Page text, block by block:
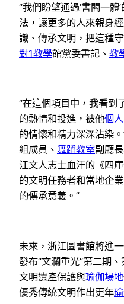
“我們盼望通過‘書閣一體
法，讓更多的人來親身
識、傳承文明，把這種
對1教學館黨委書記、 教
“在這個項目中，我看到
的熱情和投進，被他個
的情懷和精力深深沾染
組成員、 舞蹈教室副廳
江文人志士血汗的《四
的文明任務者和當地企
的傳承意義。”
未來，浙江圖書館將進
發布“文瀾重光”第二期、
文明遺產保護與瑜伽場地
優秀傳統文明作出更年